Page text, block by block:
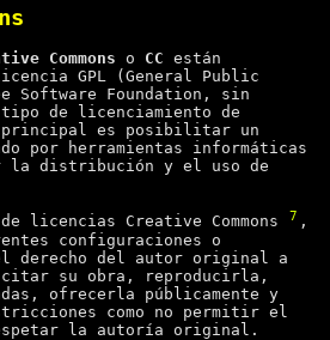
Commons o CC están
GPL (General Public
Software Foundation, sin
tipo de licenciamiento de
principal es posibilitar un
por herramientas informáticas
distribución y el uso de
licencias Creative Commons 7 ,
configuraciones o
derecho del autor original a
su obra, reproducirla,
ofrecerla públicamente y
como no permitir el
la autoría original.